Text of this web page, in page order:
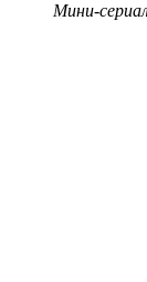
Мини-